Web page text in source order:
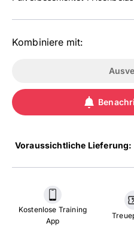
Kombiniere mit:
Voraussichtliche Lieferung:
Kostenlose Training
App